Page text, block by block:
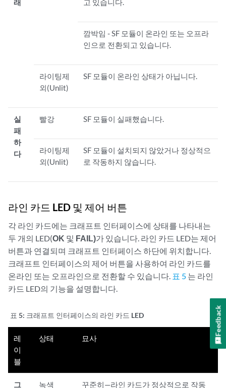
래
고 있습니다.
깜박임 - SF 모듈이 온라인 또는 오프라
인으로 전환되고 있습니다.
라이팅제
외(Unlit)
SF 모듈이 온라인 상태가 아닙니다.
실
패
하
다
빨강 SF 모듈이 실패했습니다.
라이팅제
외(Unlit)
SF 모듈이 설치되지 않았거나 정상적으
로 작동하지 않습니다.
라인 카드 LED 및 제어 버튼
각 라인 카드에는 크래프트 인터페이스에 상태를 나타내는
두 개의 LED(OK 및 FAIL)가 있습니다. 라인 카드 LED는 제어
버튼과 연결되며 크래프트 인터페이스 하단에 위치합니다.
크래프트 인터페이스의 제어 버튼을 사용하여 라인 카드를
온라인 또는 오프라인으로 전환할 수 있습니다. 표 5 는 라인
카드 LED의 기능을 설명합니다.
표 5: 크래프트 인터페이스의 라인 카드 LED
레
이
블
상태 묘사
그
녹색
꾸준히—라인 카드가 정상적으로 작동
Feedback